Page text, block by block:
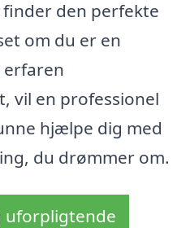
den perfekte
om du er en
erfaren
vil en professionel
hjælpe dig med
du drømmer om.
uforpligtende